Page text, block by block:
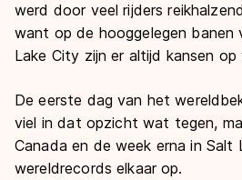
werd door veel rijders
want op de hooggelegen banen
Lake City zijn er altijd kansen op
De eerste dag van het
viel in dat opzicht wat tegen,
Canada en de week erna in Salt
wereldrecords elkaar op.